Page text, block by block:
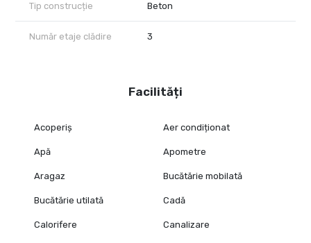
Tip construcție Beton
Număr etaje clădire 3
Facilități
Acoperiș Aer condiționat
Apă Apometre
Aragaz Bucătărie mobilată
Bucătărie utilată Cadă
Calorifere Canalizare